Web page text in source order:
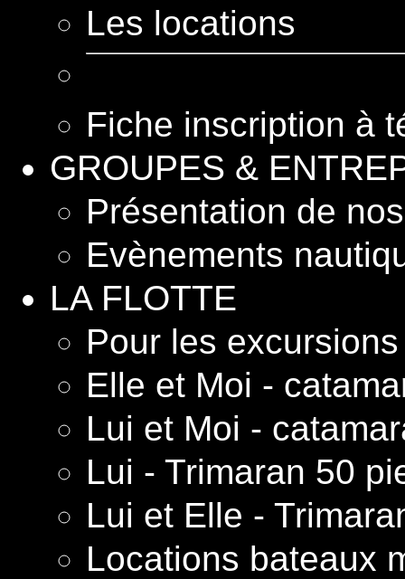
Les locations
Fiche inscription à
GROUPES &
Présentation de
Evènements
LA FLOTTE
Pour les
Elle et Moi -
Lui et Moi -
Lui - Trimaran 50
Lui et Elle -
Locations bateaux